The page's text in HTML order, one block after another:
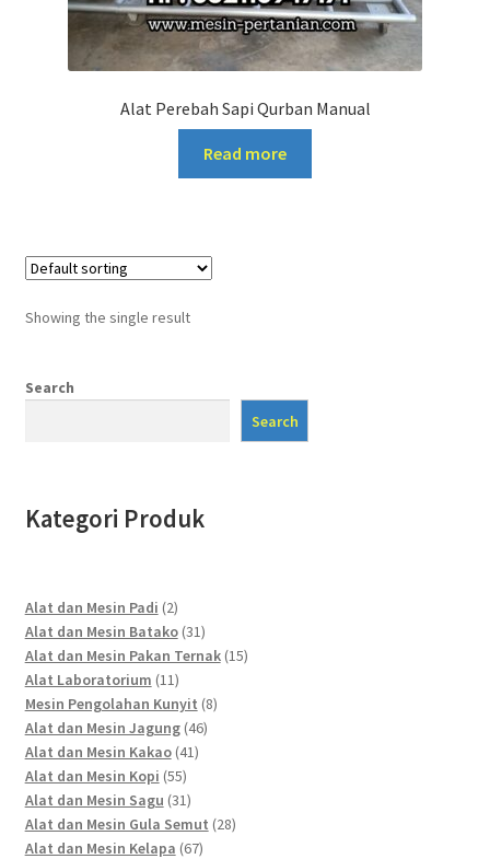
Alat Perebah Sapi Qurban Manual
Read more
Showing the single result
Search
Search
Kategori Produk
Alat dan Mesin Padi 22
products
Alat dan Mesin Batako 3131
products
Alat dan Mesin Pakan Ternak 1515
Alat Laboratorium 1111
products
Mesin Pengolahan Kunyit 88
Alat dan Mesin Jagung 4646
Alat dan Mesin Kakao 4141
Alat dan Mesin Kopi 5555
products
Alat dan Mesin Sagu 3131
products
Alat dan Mesin Gula Semut 2828
Alat dan Mesin Kelapa 6767